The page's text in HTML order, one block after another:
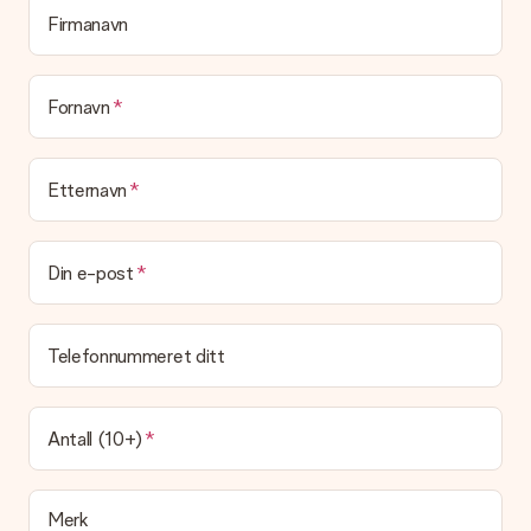
vet mottakeren nøyaktig hvem han eller hun har å takke for
den flotte overraskelsen.
Blir gaven min pakket inn?
(Foreløpig) tilbyr vi ikke denne tjenesten. Vi leverer våre gaver
Leveringstid, leveringsalternativer og frakt
Kan jeg velge en leveringsdato?
Det er ikke mulig å velge en bestemt leveringsdato.
Leveringstiden er indikert på produktsiden til gaven. Du kan
stole på at vår operatør leverer gaven din denne dagen.
Hvilke leveringsalternativer kan jeg velge mellom?
For tiden er det ikke mulig å velge et leveringsalternativ.
Gaven du bestiller sendes enten som en pakke eller som
postbokslevering. Vil du vite hvilket alternativ bestillingen din
faller inn under? Ta kontakt med vår kundeservice.
Firmanavn
Fornavn
Etternavn
Din e-post
Telefonnummeret ditt
Antall (10+)
Merk